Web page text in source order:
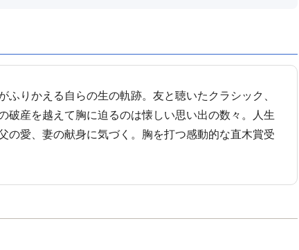
りかえる自らの生の軌跡。友と聴いたクラシック、
産を越えて胸に迫るのは懐しい思い出の数々。人生
の愛、妻の献身に気づく。胸を打つ感動的な直木賞受